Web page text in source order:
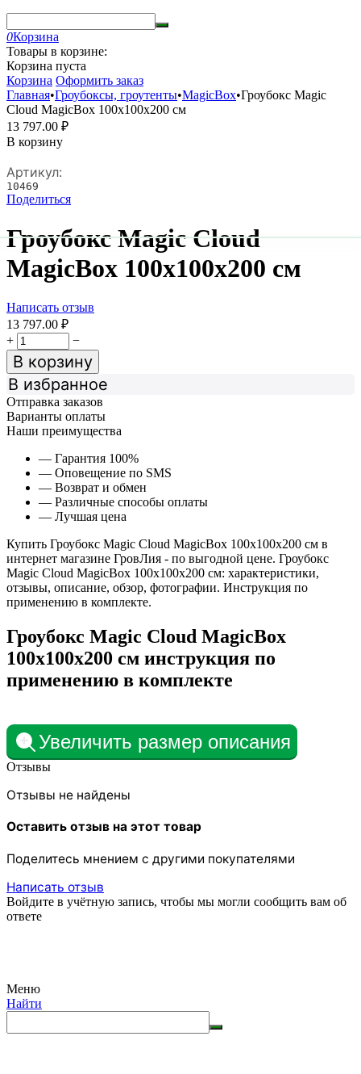
0Корзина
Товары в корзине:
Корзина пуста
Корзина Оформить заказ
Главная•Гроубоксы, гроутенты•MagicBox•Гроубокс Magic
Cloud MagicBox 100х100х200 см
13 797.00 ₽
В корзину
Артикул:
10469
Поделиться
Гроубокс Magic Cloud
MagicBox 100х100х200 см
Написать отзыв
13 797.00 ₽
+
−
В корзину
В избранное
Отправка заказов
Варианты оплаты
Наши преимущества
— Гарантия 100%
— Оповещение по SMS
— Возврат и обмен
— Различные способы оплаты
— Лучшая цена
Купить Гроубокс Magic Cloud MagicBox 100х100х200 см в
интернет магазине ГровЛия - по выгодной цене. Гроубокс
Magic Cloud MagicBox 100х100х200 см: характеристики,
отзывы, описание, обзор, фотографии. Инструкция по
применению в комплекте.
Гроубокс Magic Cloud MagicBox
100х100х200 см инструкция по
применению в комплекте
Увеличить размер описания
Отзывы
Отзывы не найдены
Оставить отзыв на этот товар
Поделитесь мнением с другими покупателями
Написать отзыв
Войдите в учётную запись, чтобы мы могли сообщить вам об
ответе
Меню
Найти